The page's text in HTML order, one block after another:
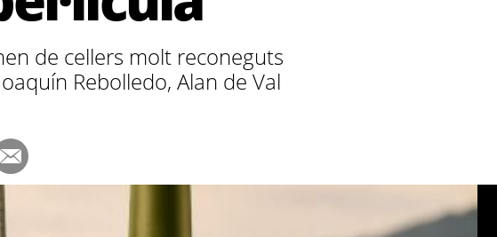
de cellers molt reconeguts
Rebolledo, Alan de Val